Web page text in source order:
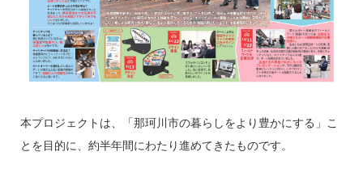
本プロジェクトは、「那珂川市の暮らしをより豊かにする」こ
とを目的に、約半年間にわたり進めてきたものです。